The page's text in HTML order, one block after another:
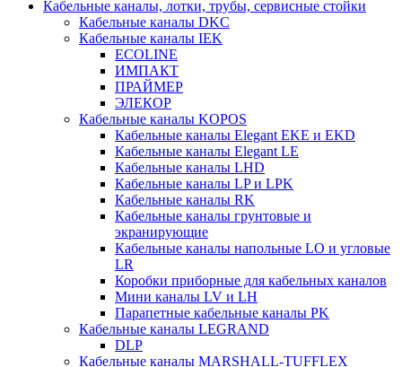
Кабельные каналы, лотки, трубы, сервисные стойки
Кабельные каналы DKC
Кабельные каналы IEK
ECOLINE
ИМПАКТ
ПРАЙМЕР
ЭЛЕКОР
Кабельные каналы KOPOS
Кабельные каналы Elegant EKE и EKD
Кабельные каналы Elegant LE
Кабельные каналы LHD
Кабельные каналы LP и LPK
Кабельные каналы RK
Кабельные каналы грунтовые и
экранирующие
Кабельные каналы напольные LO и угловые
LR
Коробки приборные для кабельных каналов
Мини каналы LV и LH
Парапетные кабельные каналы PK
Кабельные каналы LEGRAND
DLP
Кабельные каналы MARSHALL-TUFFLEX